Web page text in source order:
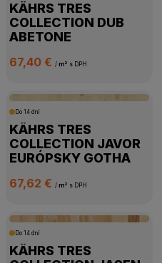
KÄHRS TRES
COLLECTION DUB
ABETONE
67,40 € / m² s DPH
Do 14 dní
KÄHRS TRES
COLLECTION JAVOR
EURÓPSKY GOTHA
67,62 € / m² s DPH
Do 14 dní
KÄHRS TRES